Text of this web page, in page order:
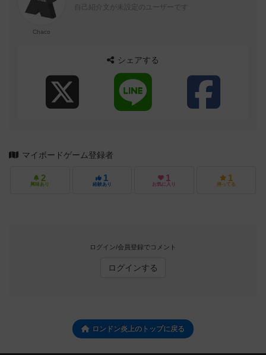
Chaco
自己紹介文が未設定のユーザーです
シェアする
マイボードゲーム登録者
2
興味あり
1
経験あり
1
お気に入り
1
持ってる
ログイン/会員登録でコメント
ログインする
ロンドン炎上のトップに戻る